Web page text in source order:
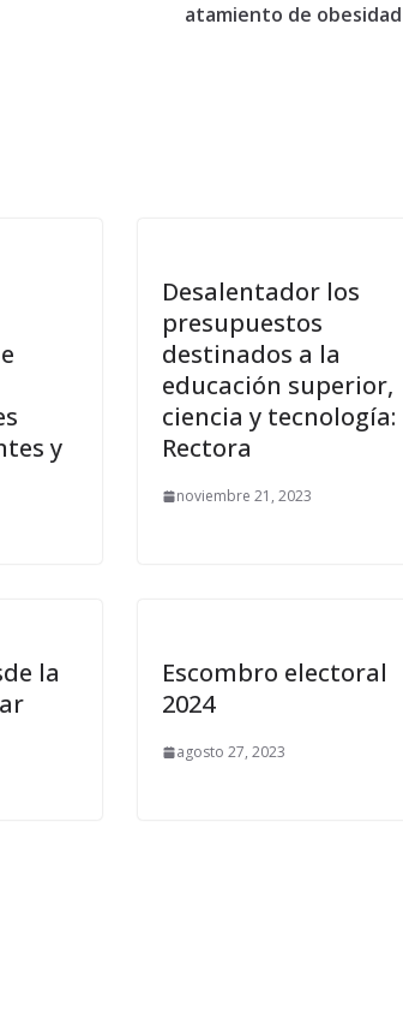
atamiento de obesidad
y
Desalentador los
presupuestos
destinados a la
educación superior,
ciencia y tecnología:
Rectora
noviembre 21, 2023
la
Escombro electoral
2024
agosto 27, 2023